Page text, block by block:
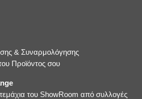
& Συναρμολόγησης
Προϊόντος σου
του ShowRoom από συλλογές